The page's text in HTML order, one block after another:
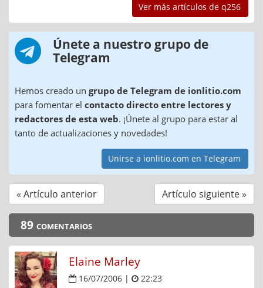
Ver más artículos de q256
Únete a nuestro grupo de
Telegram
Hemos creado un grupo de Telegram de ionlitio.com
para fomentar el contacto directo entre lectores y
redactores de esta web. ¡Únete al grupo para estar al
tanto de actualizaciones y novedades!
Unirse a ionlitio.com en Telegram
« Artículo anterior Artículo siguiente »
89 comentarios
Elaine Marley
16/07/2006 | 22:23